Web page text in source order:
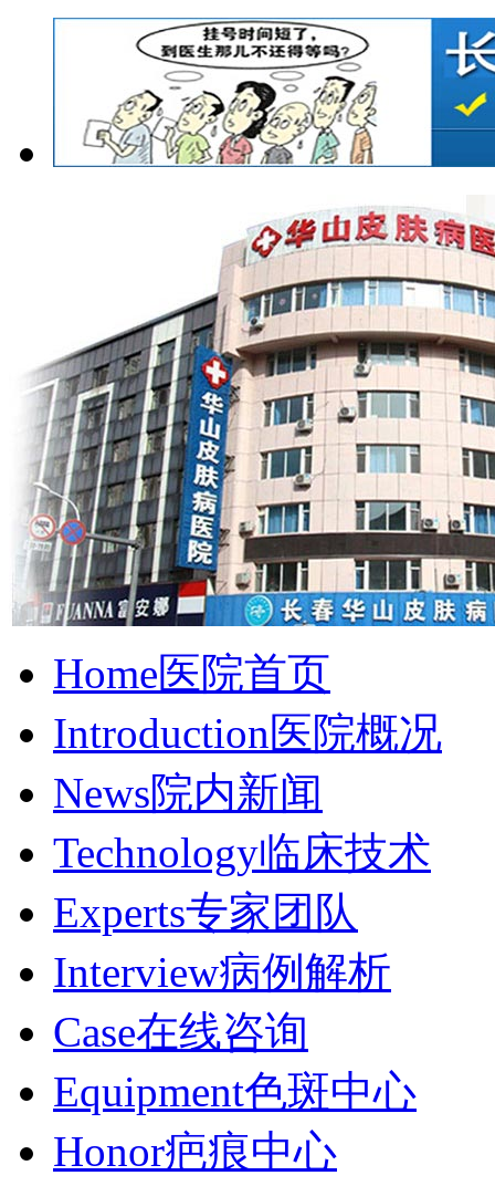
Home医院首页
Introduction医院概况
News院内新闻
Technology临床技术
Experts专家团队
Interview病例解析
Case在线咨询
Equipment色斑中心
Honor疤痕中心